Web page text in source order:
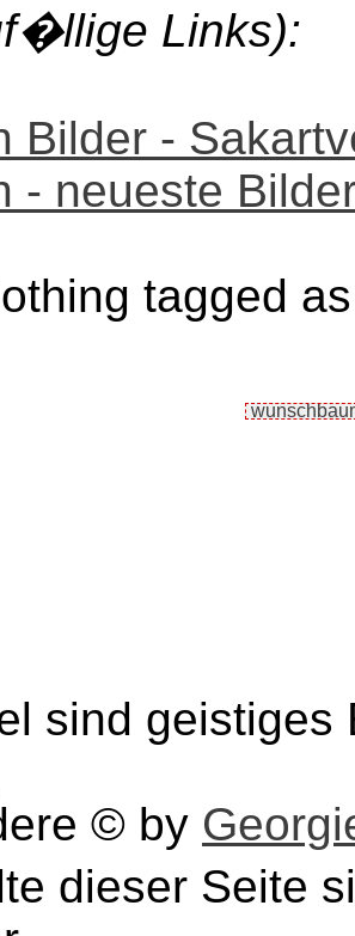
Links):
Bilder -
- neueste
tagged
sind
© by
dieser Seite